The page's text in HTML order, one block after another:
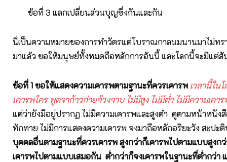
ข้อที่ 3 แลกเปลี่ยนส่วนบุญซึ่งกันและกัน
นี่เป็นความหมายของการทำวัตรแต่โบราณกาลนมนานมาไม่ท
มาแล้ว ขอให้มนุษย์ทั้งหมดถือหลักการอันนี้ และโลกนี้จะมีแต่สั
ข้อที่ 1 ขอให้แสดงความเคารพตามฐานะที่ควรเคารพ เวลานี้ใน
เคารพใคร พูดจาก้าวก่ายจ้วงจาบ ไม่มีสูง ไม่มีต่ำ ไม่มีความเคาร
แต่ว่ายังมีอยู่ปรากฏ ไม่มีความเคารพและสูงต่ำ ดูตามหน้าหนั
ทักทาย ไม่มีการแสดงความเคารพ จงมาถือหลักอริยะวัง สะปะ
บุคคลอื่นตามฐานะที่ควรเคารพ สูงกว่าก็เคารพไปตามแบบสูงก
เคารพไปตามแบบเสมอกัน ต่ำกว่าก็จงเคารพในฐานะที่ต่ำกว่า